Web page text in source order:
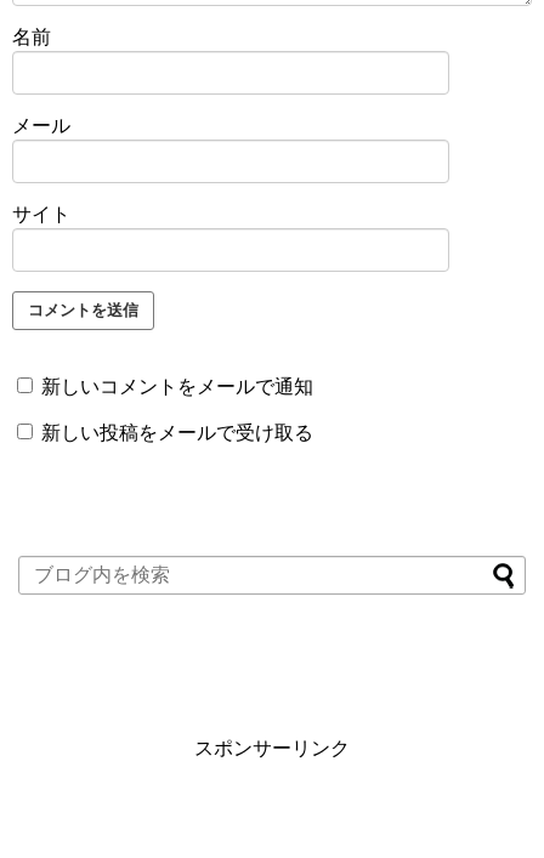
名前
メール
サイト
新しいコメントをメールで通知
新しい投稿をメールで受け取る
スポンサーリンク